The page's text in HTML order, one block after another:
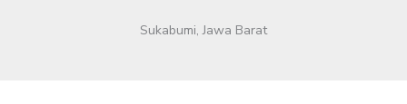
Sukabumi, Jawa Barat